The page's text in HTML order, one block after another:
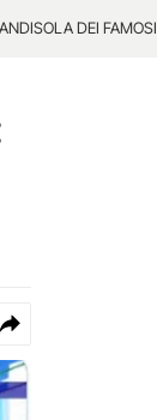
ISOLA DEI FAMOSI